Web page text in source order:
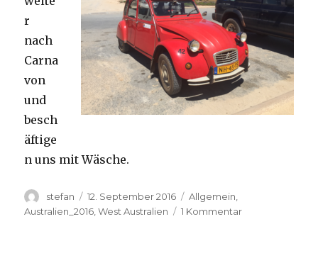
r
nach
Carna
von
und
besch
äftige
n uns mit Wäsche.
Autor
stefan
Veröffentlicht
am
12. September 2016 Kategorien
Allgemein
Australien_2016 ,West Australien 1 Kommentarzu